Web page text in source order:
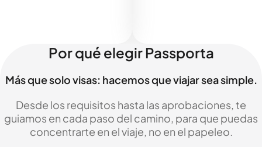
Por qué elegir Passporta
Más que solo visas: hacemos que viajar sea simple.
Desde los requisitos hasta las aprobaciones, te
guiamos en cada paso del camino, para que puedas
concentrarte en el viaje, no en el papeleo.